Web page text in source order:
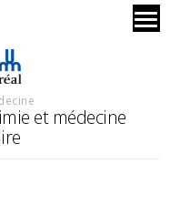
et médecine